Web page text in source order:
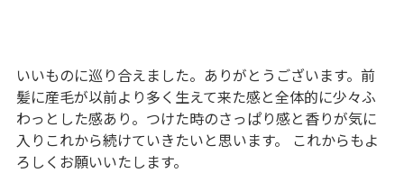
いいものに巡り合えました。ありがとうございます。前
髪に産毛が以前より多く生えて来た感と全体的に少々ふ
わっとした感あり。つけた時のさっぱり感と香りが気に
入りこれから続けていきたいと思います。 これからもよ
ろしくお願いいたします。